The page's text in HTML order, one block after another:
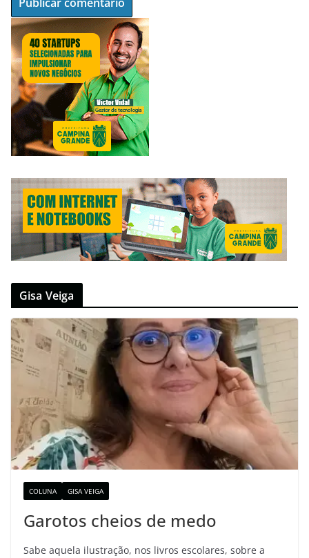
Gisa Veiga
COLUNA GISA VEIGA
Garotos cheios de medo
Sabe aquela ilustração, nos livros escolares, sobre a